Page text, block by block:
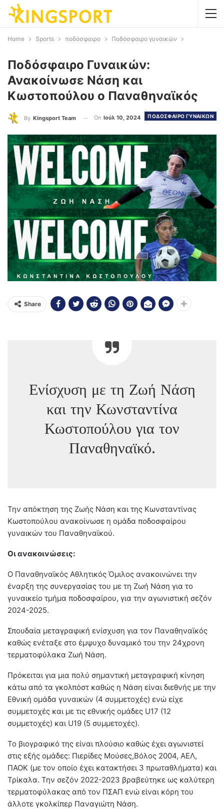
Home Sports ποδόσφαιρο Ποδόσφαιρο γυναικών
Ποδόσφαιρο Γυναικών:
Ανακοίνωσε Νάση και
Κωστοπούλου ο Παναθηναϊκός
ΠΟΔΟΣΦΑΙΡΟ ΓΥΝΑΙΚΩΝ
By Kingsport Team On Ιούλ 10, 2024
Share
Ενίσχυση με τη Ζωή Νάση
και την Κωνσταντίνα
Κωστοπούλου για τον
Παναθηναϊκό.
Την απόκτηση της Ζωής Νάση και της Κωνσταντίνας
Κωστοπούλου ανακοίνωσε η ομάδα ποδοσφαίρου
γυναικών του Παναθηναϊκού.
Οι ανακοινώσεις:
Ο Παναθηναϊκός Αθλητικός Όμιλος ανακοινώνει την
έναρξη της συνεργασίας του με τη Ζωή Νάση για το
γυναικείο τμήμα ποδοσφαίρου, για την αγωνιστική σεζόν
2024-2025.
Σπουδαία μεταγραφική ενίσχυση για τον Παναθηναϊκός
καθώς ενέταξε στο έμψυχο δυναμικό του την 24χρονη
τερματοφύλακα Ζωή Νάση.
Πρόκειται για μια πολύ σημαντική μεταγραφική κίνηση
κάτω από τα γκολπόστ καθώς η Νάση είναι διεθνής με την
Εθνική ομάδα γυναικών (4 συμμετοχές) ενώ είχε
συμμετοχές και με τις εθνικής ομάδες U17 (12
συμμετοχές) και U19 (5 συμμετοχές).
Το βιογραφικό της είναι πλούσιο καθώς έχει αγωνιστεί
στις εξής ομάδες: Πιερίδες Μούσες,Βόλος 2004, ΑΕΛ,
ΠΑΟΚ (με τον οποίο έχει κατακτήσει 3 πρωταθλήματα) και
Τρίκαλα. Την σεζόν 2022-2023 βραβεύτηκε ως καλύτερη
τερματοφύλακας από τον ΠΣΑΠ ενώ είναι κόρη του
άλλοτε γκολκίπερ Παναγιώτη Νάση.